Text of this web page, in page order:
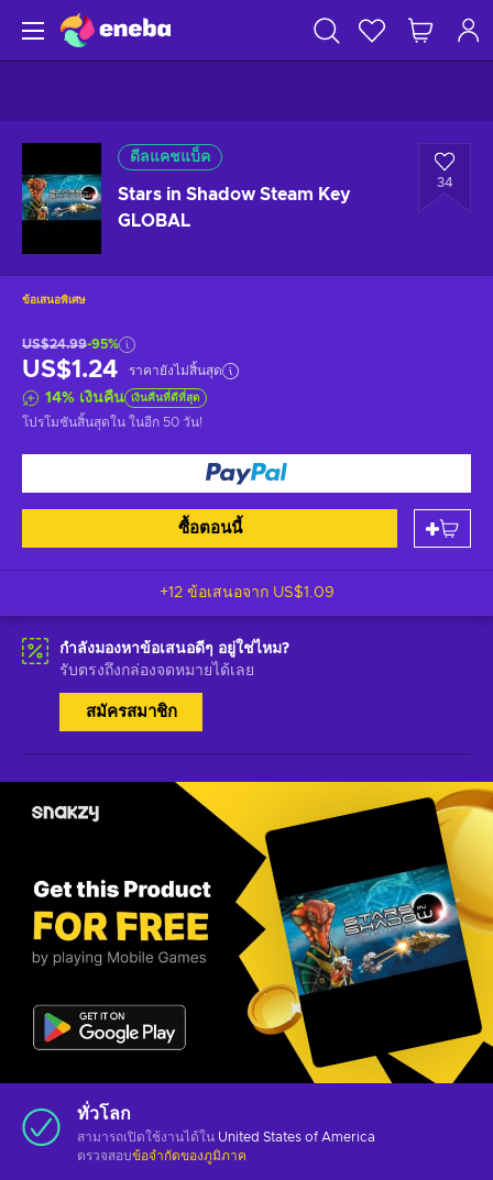
ดีลแคชแบ็ค
Stars in Shadow Steam Key
GLOBAL
34
ข้อเสนอพิเศษ
US$24.99-95%
US$1.24 ราคายังไม่สิ้นสุด
14% เงินคืน เงินคืนที่ดีที่สุด
โปรโมชันสิ้นสุดใน ในอีก 50 วัน!
ซื้อตอนนี้
+12 ข้อเสนอจาก US$1.09
กำลังมองหาข้อเสนอดีๆ อยู่ใช่ไหม?
รับตรงถึงกล่องจดหมายได้เลย
สมัครสมาชิก
ทั่วโลก
สามารถเปิดใช้งานได้ใน United States of America
ตรวจสอบข้อจำกัดของภูมิภาค